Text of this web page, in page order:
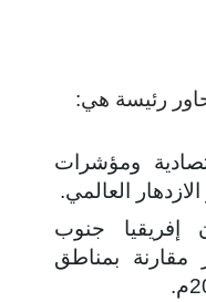
رئيسة هي:
ومؤشرات
العالمي.
جنوب
بمناطق